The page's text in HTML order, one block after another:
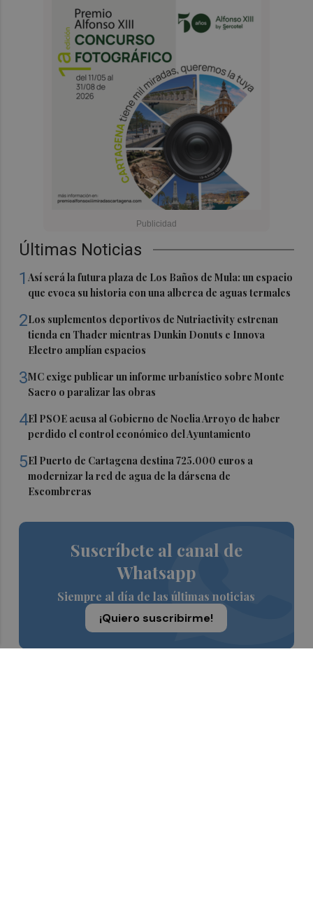
Últimas Noticias
1Así será la futura plaza de Los Baños de Mula: un espacio
que evoca su historia con una alberca de aguas termales
2Los suplementos deportivos de Nutriactivity estrenan
tienda en Thader mientras Dunkin Donuts e Innova
Electro amplían espacios
3MC exige publicar un informe urbanístico sobre Monte
Sacro o paralizar las obras
4El PSOE acusa al Gobierno de Noelia Arroyo de haber
perdido el control económico del Ayuntamiento
5El Puerto de Cartagena destina 725.000 euros a
modernizar la red de agua de la dársena de
Escombreras
Suscríbete al canal de
Whatsapp
Siempre al día de las últimas noticias
¡Quiero suscribirme!